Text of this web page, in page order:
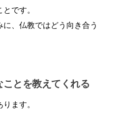
です。
、仏教ではどう向き合う
ことを教えてくれる
ます。